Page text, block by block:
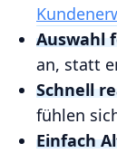
Auswahl
an, statt
Schnell
fühlen
Einfach